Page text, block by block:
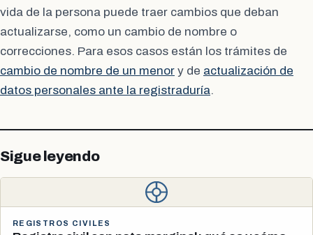
vida de la persona puede traer cambios que deban
actualizarse, como un cambio de nombre o
correcciones. Para esos casos están los trámites de
cambio de nombre de un menor y de actualización de
datos personales ante la registraduría.
Sigue leyendo
REGISTROS CIVILES